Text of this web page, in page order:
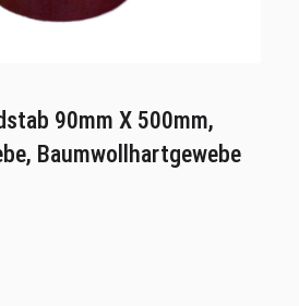
90mm X 500mm,
Baumwollhartgewebe